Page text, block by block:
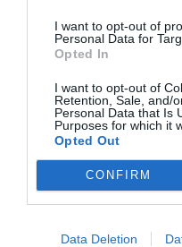
I want to opt-out of
Personal Data for
Opted In
I want to opt-out of
Retention, Sale, and/
Personal Data that Is
Purposes for which it
Opted Out
CONFIRM
Data Deletion
Martell Károly
újjáépítő magyar
Portugáliában
AKTUÁLIS
2024. november 29.
templom helyén